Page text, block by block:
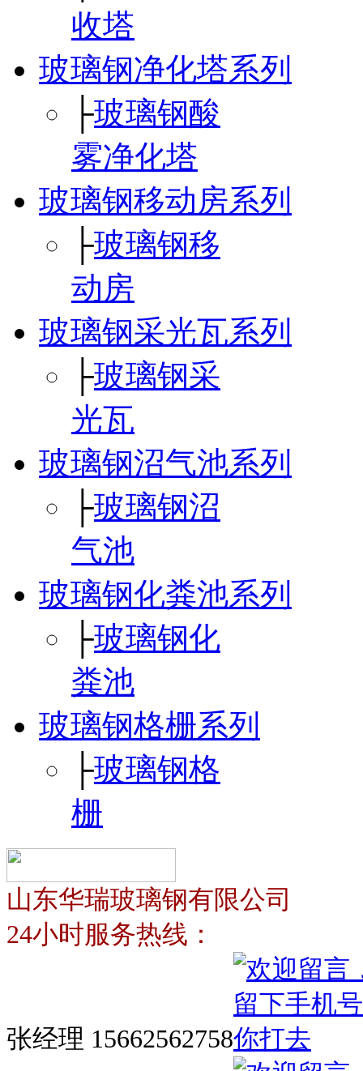
收塔
玻璃钢净化塔系列
├玻璃钢酸
雾净化塔
玻璃钢移动房系列
├玻璃钢移
动房
玻璃钢采光瓦系列
├玻璃钢采
光瓦
玻璃钢沼气池系列
├玻璃钢沼
气池
玻璃钢化粪池系列
├玻璃钢化
粪池
玻璃钢格栅系列
├玻璃钢格
栅
山东华瑞玻璃钢有限公司
24小时服务热线：
张经理 15662562758